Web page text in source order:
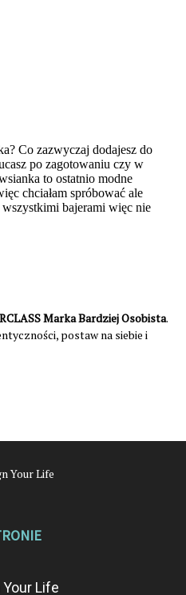
Marka Bardziej Osobista.
postaw na siebie i
Life